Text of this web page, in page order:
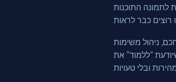
לתמונה התוכנות
ניהול משימות
“ללמוד” את